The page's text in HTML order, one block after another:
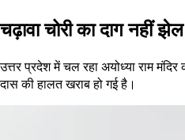
चढ़ावा चोरी का दाग नहीं
उत्तर प्रदेश में चल रहा अयोध्या राम
दास की हालत खराब हो गई है।